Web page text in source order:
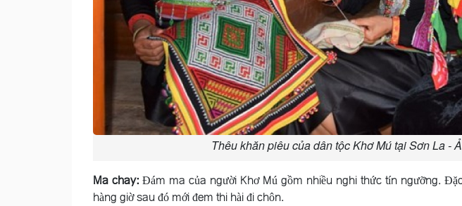
Thêu khăn piêu của dân tộc Khơ Mú tại Sơn La -
Ma chay:Ðám ma của người Khơ Mú gồm nhiều nghi thức tín ngưỡng.
hàng giờ sau đó mới đem thi hài đi chôn.